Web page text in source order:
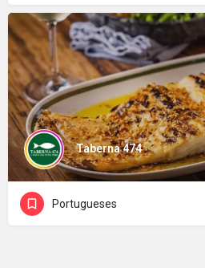
Taberna 474
Portugueses